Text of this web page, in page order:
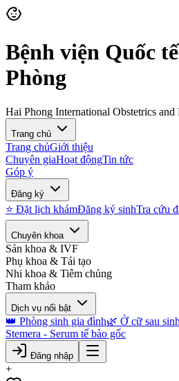
Bệnh viện Quốc
Phòng
Hai Phong International Obstetrics and
Trang chủ
Trang chủGiới thiệu
Chuyên giaHoạt độngTin tức
Góp ý
Đăng ký
⭐ Đặt lịch khámĐăng ký sinhTra cứu
Chuyên khoa
Sản khoa & IVF
Phụ khoa & Tái tạo
Nhi khoa & Tiêm chủng
Tham khảo
Dịch vụ nổi bật
👑 Phòng sinh gia đình🌿 Ở cữ sau sinh
Stemera - Serum tế bào gốc
Đăng nhập
+